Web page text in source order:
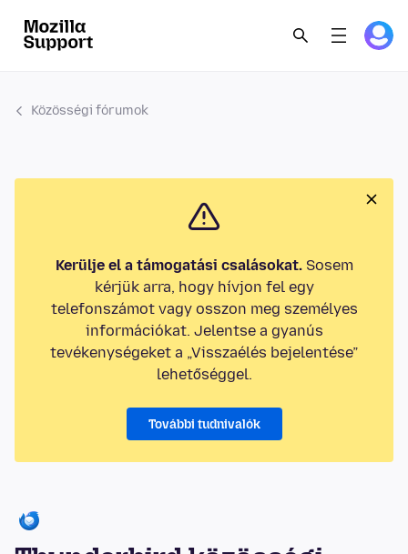
Közösségi fórumok
Kerülje el a támogatási csalásokat.Sosem
kérjük arra, hogy hívjon fel egy
telefonszámot vagy osszon meg személyes
információkat. Jelentse a gyanús
tevékenységeket a „Visszaélés bejelentése”
lehetőséggel.
További tudnivalók